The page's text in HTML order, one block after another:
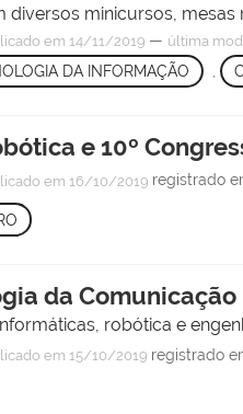
minicursos, mesas
em 14/11/2019 — última
DA INFORMAÇÃO
e 10º
em 16/10/2019 registrado
da Comunicação
robótica e
em 15/10/2019 registrado